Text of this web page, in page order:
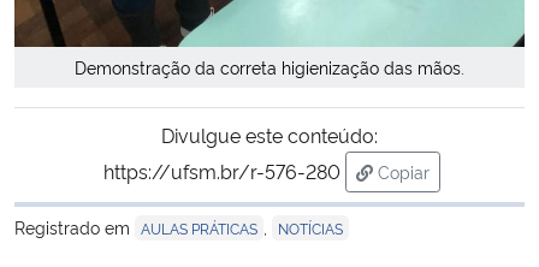
Demonstração da correta higienização das mãos.
Divulgue este conteúdo:
https://ufsm.br/r-576-280
Copiar
para área de
Registrado em AULAS PRÁTICAS NOTÍCIAS